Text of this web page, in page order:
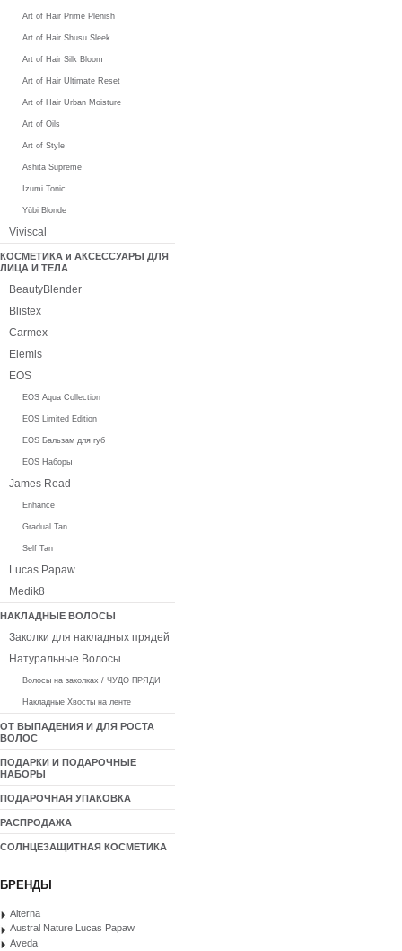
Art of Hair Prime Plenish
Art of Hair Shusu Sleek
Art of Hair Silk Bloom
Art of Hair Ultimate Reset
Art of Hair Urban Moisture
Art of Oils
Art of Style
Ashita Supreme
Izumi Tonic
Yūbi Blonde
Viviscal
КОСМЕТИКА и АКСЕССУАРЫ ДЛЯ
ЛИЦА И ТЕЛА
BeautyBlender
Blistex
Carmex
Elemis
EOS
EOS Aqua Collection
EOS Limited Edition
EOS Бальзам для губ
EOS Наборы
James Read
Enhance
Gradual Tan
Self Tan
Lucas Papaw
Medik8
НАКЛАДНЫЕ ВОЛОСЫ
Заколки для накладных прядей
Натуральные Волосы
Волосы на заколках / ЧУДО ПРЯДИ
Накладные Хвосты на ленте
ОТ ВЫПАДЕНИЯ И ДЛЯ РОСТА
ВОЛОС
ПОДАРКИ И ПОДАРОЧНЫЕ
НАБОРЫ
ПОДАРОЧНАЯ УПАКОВКА
РАСПРОДАЖА
СОЛНЦЕЗАЩИТНАЯ КОСМЕТИКА
БРЕНДЫ
Alterna
Austral Nature Lucas Papaw
Aveda